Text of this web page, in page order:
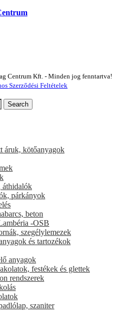
Centrum Kft. - Minden jog fenntartva!
Szerződési Feltételek
Search
áruk, kötőanyagok
áthidalók
párkányok
beton
-OSB
szegélylemezek
és tartozékok
anyagok
festékek és glettek
rendszerek
szaniter